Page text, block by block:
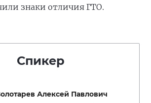
знаки отличия ГТО.
Спикер
Алексей Павлович